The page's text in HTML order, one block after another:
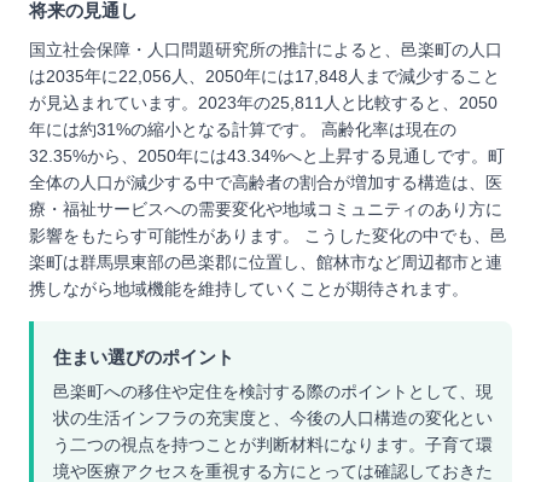
将来の見通し
国立社会保障・人口問題研究所の推計によると、邑楽町の人口
は2035年に22,056人、2050年には17,848人まで減少すること
が見込まれています。2023年の25,811人と比較すると、2050
年には約31%の縮小となる計算です。 高齢化率は現在の
32.35%から、2050年には43.34%へと上昇する見通しです。町
全体の人口が減少する中で高齢者の割合が増加する構造は、医
療・福祉サービスへの需要変化や地域コミュニティのあり方に
影響をもたらす可能性があります。 こうした変化の中でも、邑
楽町は群馬県東部の邑楽郡に位置し、館林市など周辺都市と連
携しながら地域機能を維持していくことが期待されます。
住まい選びのポイント
邑楽町への移住や定住を検討する際のポイントとして、現
状の生活インフラの充実度と、今後の人口構造の変化とい
う二つの視点を持つことが判断材料になります。子育て環
境や医療アクセスを重視する方にとっては確認しておきた